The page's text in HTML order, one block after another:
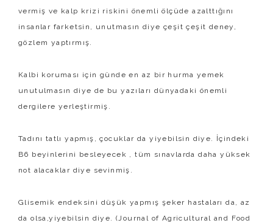
vermiş ve kalp krizi riskini önemli ölçüde azalttığını
insanlar farketsin, unutmasın diye çeşit çeşit deney,
gözlem yaptırmış.
Kalbi koruması için günde en az bir hurma yemek
unutulmasın diye de bu yazıları dünyadaki önemli
dergilere yerleştirmiş.
Tadını tatlı yapmış, çocuklar da yiyebilsin diye. İçindeki
B6 beyinlerini besleyecek , tüm sınavlarda daha yüksek
not alacaklar diye sevinmiş.
Glisemik endeksini düşük yapmış şeker hastaları da, az
da olsa,yiyebilsin diye. (Journal of Agricultural and Food